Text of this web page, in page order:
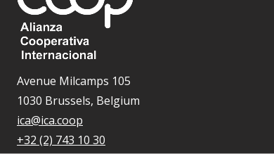
Avenue Milcamps 105
1030 Brussels, Belgium
ica@ica.coop
+32 (2) 743 10 30